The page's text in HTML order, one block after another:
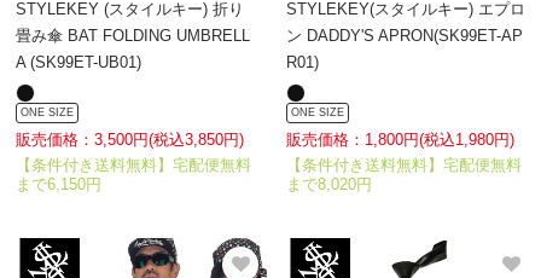
STYLEKEY (スタイルキー) 折り
畳み傘 BAT FOLDING UMBRELL
A (SK99ET-UB01)
ONE SIZE
販売価格：3,500円(税込3,850円)
【条件付き送料無料】宅配便無料
まで6,150円
STYLEKEY(スタイルキー) エプロ
ン DADDY'S APRON(SK99ET-AP
R01)
ONE SIZE
販売価格：1,800円(税込1,980円)
【条件付き送料無料】宅配便無料
まで8,020円